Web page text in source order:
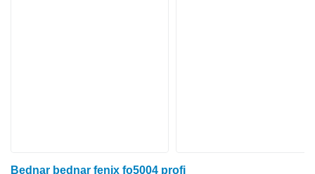
Bednar bednar fenix fo5004 profi